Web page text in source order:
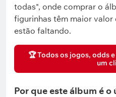
todas", onde comprar o
figurinhas têm maior valor
estão faltando.
🏆 Todos os jogos, odds
um
Por que este álbum é o